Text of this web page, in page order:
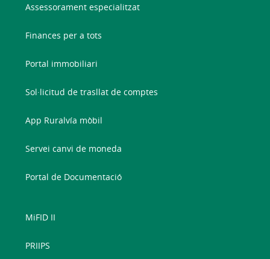
Assessorament especialitzat
Finances per a tots
Portal immobiliari
Sol·licitud de trasllat de comptes
App Ruralvía mòbil
Servei canvi de moneda
Portal de Documentació
MiFID II
PRIIPS